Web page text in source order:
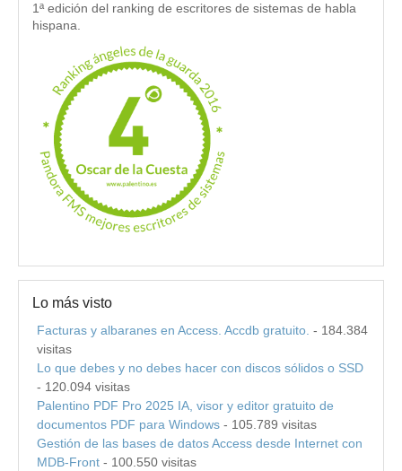
1ª edición del ranking de escritores de sistemas de habla
hispana.
Lo más visto
Facturas y albaranes en Access. Accdb gratuito. - 184.384
visitas
Lo que debes y no debes hacer con discos sólidos o SSD
- 120.094 visitas
Palentino PDF Pro 2025 IA, visor y editor gratuito de
documentos PDF para Windows - 105.789 visitas
Gestión de las bases de datos Access desde Internet con
MDB-Front - 100.550 visitas